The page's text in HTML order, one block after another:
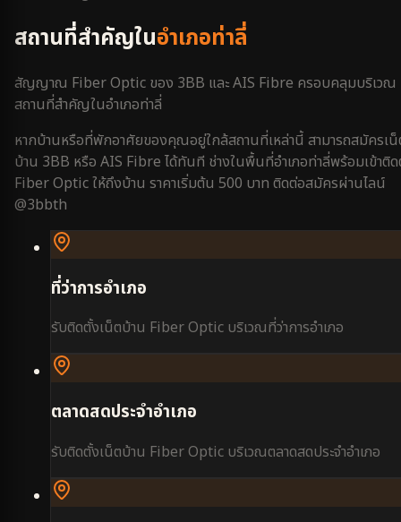
สถานที่สำคัญในอำเภอท่าลี่
สัญญาณ Fiber Optic ของ 3BB และ AIS Fibre ครอบคลุมบริเวณ
สถานที่สำคัญในอำเภอท่าลี่
หากบ้านหรือที่พักอาศัยของคุณอยู่ใกล้สถานที่เหล่านี้ สามารถสมัครเ
บ้าน 3BB หรือ AIS Fibre ได้ทันที ช่างในพื้นที่อำเภอท่าลี่พร้อมเข้าติ
Fiber Optic ให้ถึงบ้าน ราคาเริ่มต้น 500 บาท ติดต่อสมัครผ่านไลน์
@3bbth
ที่ว่าการอำเภอ
รับติดตั้งเน็ตบ้าน Fiber Optic บริเวณที่ว่าการอำเภอ
ตลาดสดประจำอำเภอ
รับติดตั้งเน็ตบ้าน Fiber Optic บริเวณตลาดสดประจำอำเภอ